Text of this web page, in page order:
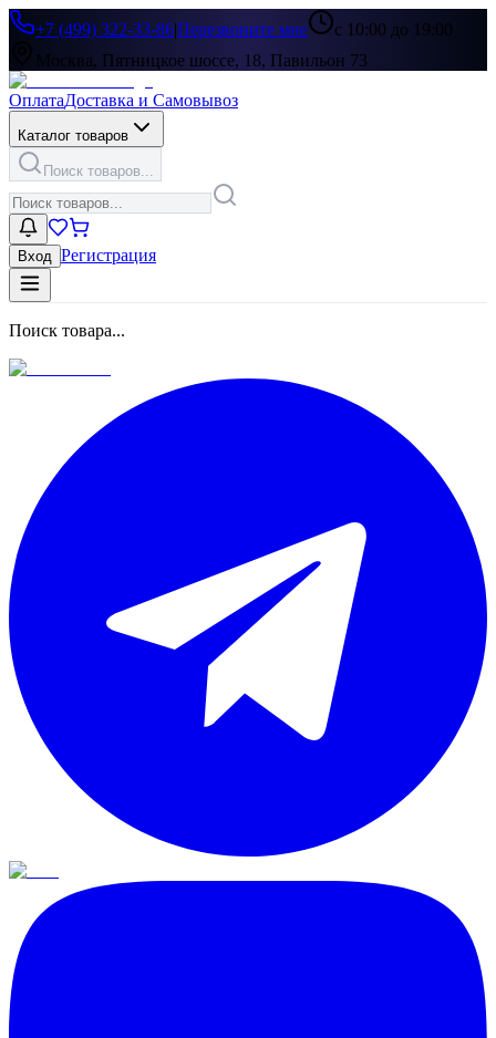
+7 (499) 322-33-86|Перезвоните мне
с 10:00 до 19:00
Москва, Пятницкое шоссе, 18, Павильон 73
ОплатаДоставка и Самовывоз
Каталог товаров
Поиск товаров...
Вход Регистрация
Поиск товара...